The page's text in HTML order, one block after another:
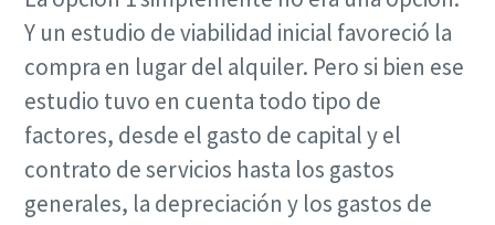
Y un estudio de viabilidad inicial favoreció la
compra en lugar del alquiler. Pero si bien ese
estudio tuvo en cuenta todo tipo de
factores, desde el gasto de capital y el
contrato de servicios hasta los gastos
generales, la depreciación y los gastos de